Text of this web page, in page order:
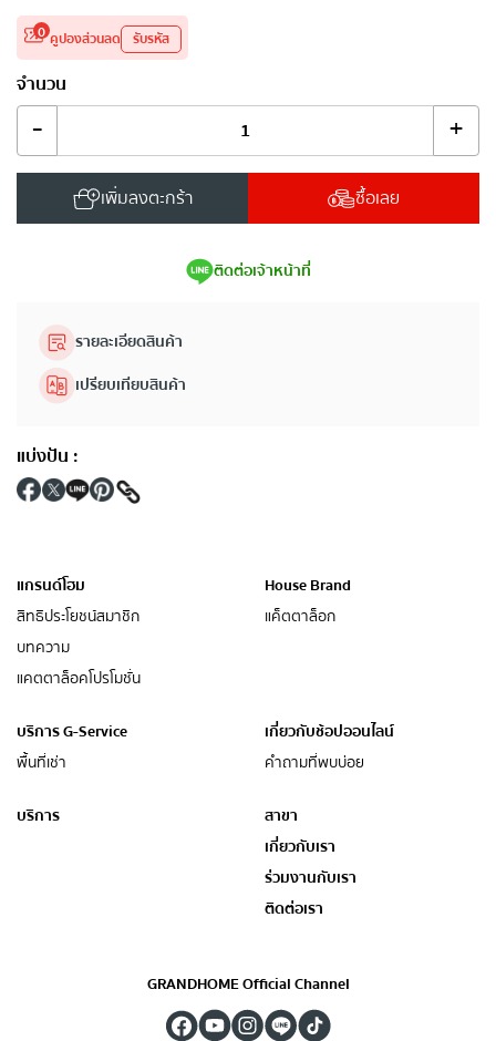
0 คูปองส่วนลด รับรหัส
จำนวน
- +
เพิ่มลงตะกร้า ซื้อเลย
ติดต่อเจ้าหน้าที่
รายละเอียดสินค้า
เปรียบเทียบสินค้า
แบ่งปัน :
แกรนด์โฮม
สิทธิประโยชน์สมาชิก
บทความ
แคตตาล็อคโปรโมชั่น
House Brand
แค็ตตาล็อก
บริการ G-Service
พื้นที่เช่า
เกี่ยวกับช้อปออนไลน์
คำถามที่พบบ่อย
บริการ
สาขา
เกี่ยวกับเรา
ร่วมงานกับเรา
ติดต่อเรา
GRANDHOME Official Channel